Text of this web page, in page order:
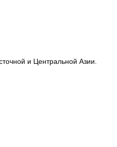
и Центральной Азии.